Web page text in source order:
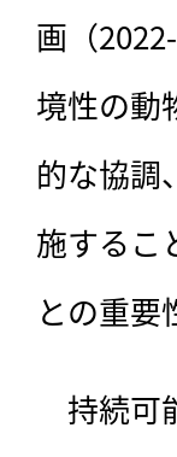
画（
境性の動
的な協調
施するこ
との重要
持続可